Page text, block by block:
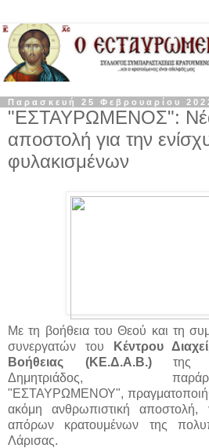
Παρασκευή 25 Φεβρουαρίου
"ΕΣΤΑΥΡΩΜΕΝΟΣ": Νέα
αποστολή για την
φυλακισμένων
Με τη βοήθεια του Θεού και τη
συνεργατών του
Κέντρου
Βοήθειας (ΚΕ.Δ.Α.Β.) της
Δημητριάδος,
"ΕΣΤΑΥΡΩΜΕΝΟΥ",
ακόμη ανθρωπιστική αποστολή,
απόρων κρατουμένων της
Λάρισας.